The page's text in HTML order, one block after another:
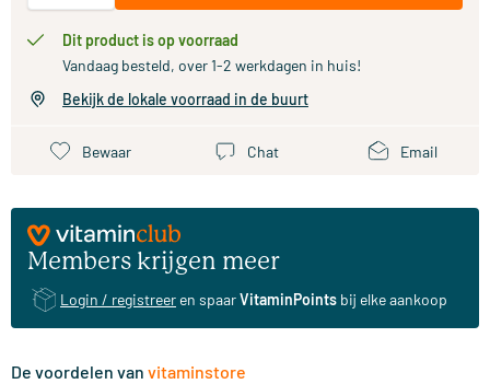
Dit product is op voorraad
Vandaag besteld, over 1-2 werkdagen in huis!
Bekijk de lokale voorraad in de buurt
Bewaar Chat Email
Members krijgen meer
Login / registreer en spaarVitaminPoints bij elke aankoop
De voordelen van vitaminstore